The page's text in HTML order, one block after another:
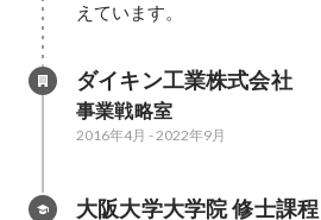
えています。
ダイキン工業株式会社
事業戦略室
2016年4月 -2022年9月
大阪大学大学院 修士課程